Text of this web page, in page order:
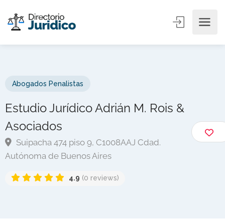
Abogados Penalistas
Estudio Jurídico Adrián M. Rois &
Asociados
Suipacha 474 piso 9, C1008AAJ Cdad.
Autónoma de Buenos Aires
4.9 (0 reviews)